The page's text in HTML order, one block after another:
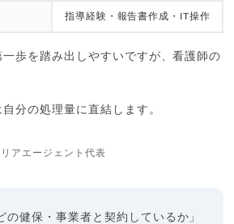
指導経験・報告書作成・IT操作
歩を踏み出しやすいですが、看護師の
分の処理量に直結します。
アエージェント代表
の健保・事業者と契約しているか」